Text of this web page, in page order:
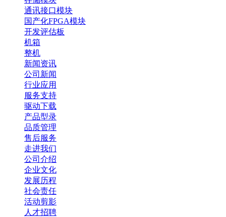
通讯接口模块
国产化FPGA模块
开发评估板
机箱
整机
新闻资讯
公司新闻
行业应用
服务支持
驱动下载
产品型录
品质管理
售后服务
走进我们
公司介绍
企业文化
发展历程
社会责任
活动剪影
人才招聘